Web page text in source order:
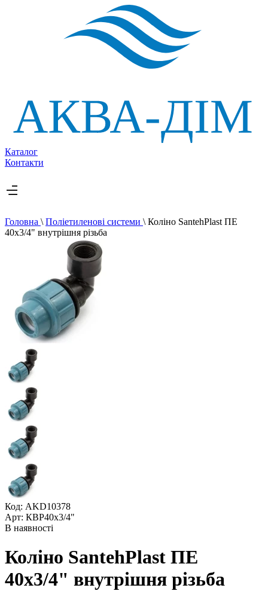
Каталог
Контакти
Головна \ Поліетиленові системи \ Коліно SantehPlast ПЕ
40x3/4" внутрішня різьба
Код: AKD10378
Арт: КВР40x3/4"
В наявності
Коліно SantehPlast ПЕ
40x3/4" внутрішня різьба